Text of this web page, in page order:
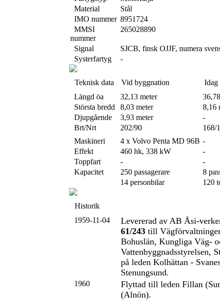
Material
Stål
IMO nummer 8951724
MMSI
nummer
265028890
Signal
SJCB, finsk OJJF, numera
Systerfartyg
-
Teknisk data Vid byggnation
Idag
Längd öa
32,13 meter
Största bredd
8,03 meter
8,16
Djupgående
3,93 meter
-
Brt/Nrt
202/90
168/
Maskineri
4 x Volvo Penta MD 96B -
Effekt
460 hk, 338 kW
-
Toppfart
-
-
Kapacitet
250 passagerare
8
14 personbilar
120
Historik
1959-11-04
Levererad av AB Åsi-
61/243 till
Bohuslän, Kungliga Väg-
Vattenbyggnadsstyrelsen,
på leden Kolhättan -
Stenungsund.
1960
Flyttad till leden Fillan
(Alnön).